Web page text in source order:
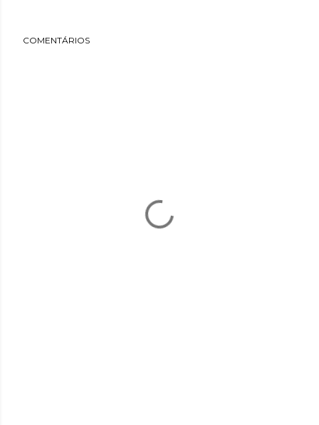
COMENTÁRIOS